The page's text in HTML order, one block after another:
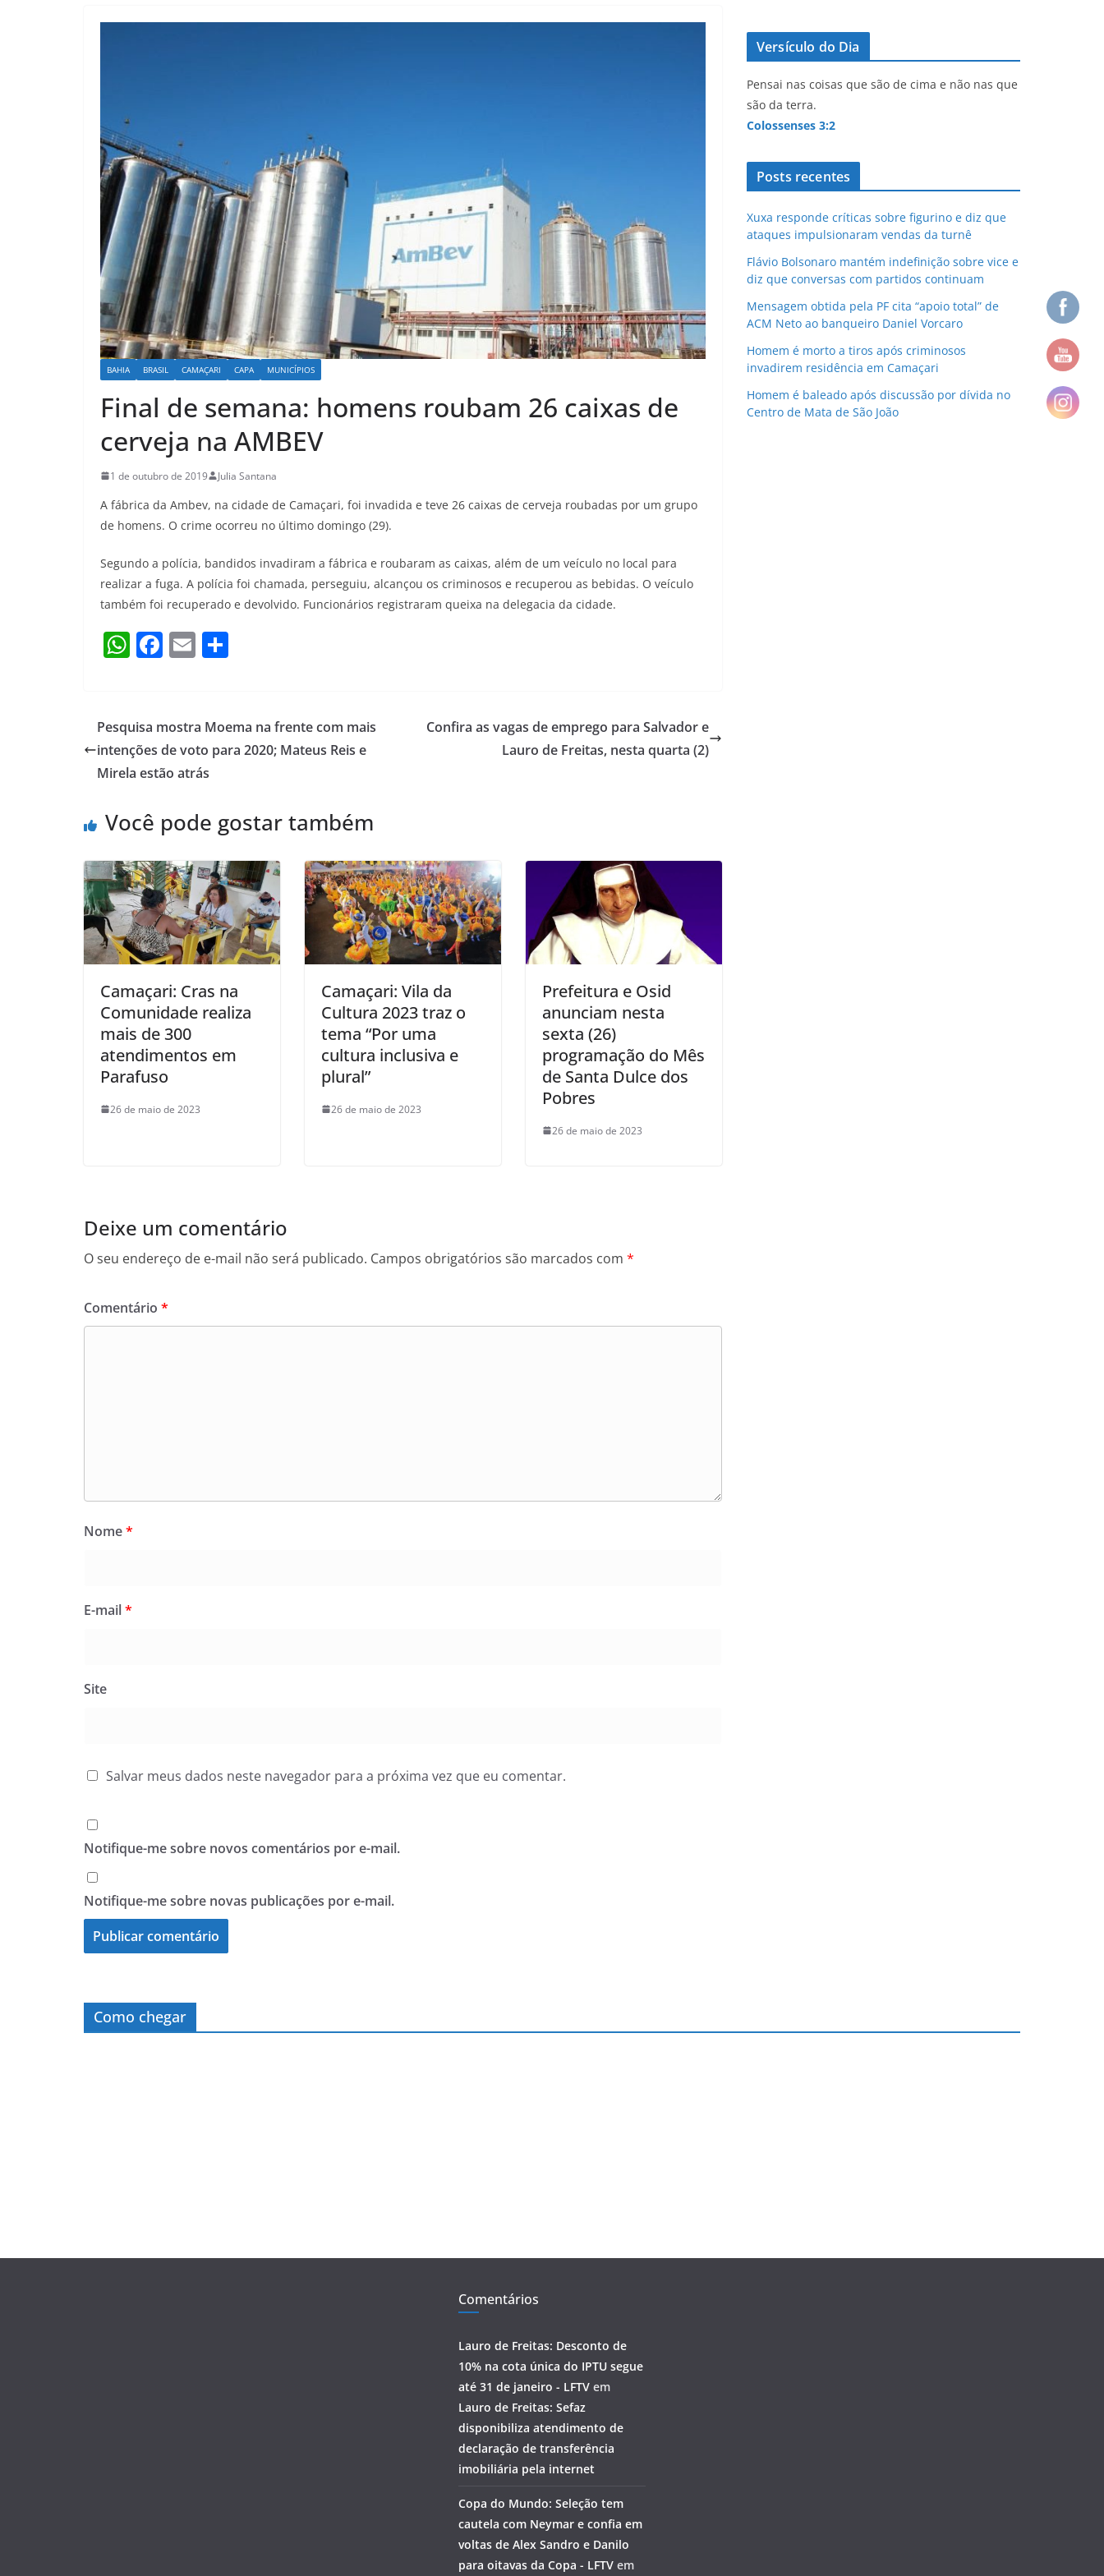
BAHIA BRASIL CAMAÇARI CAPA MUNICÍPIOS
Final de semana: homens roubam 26 caixas de
cerveja na AMBEV
1 de outubro de 2019 Julia Santana
A fábrica da Ambev, na cidade de Camaçari, foi invadida e teve 26 caixas de cerveja roubadas por um grupo
de homens. O crime ocorreu no último domingo (29).
Segundo a polícia, bandidos invadiram a fábrica e roubaram as caixas, além de um veículo no local para
realizar a fuga. A polícia foi chamada, perseguiu, alcançou os criminosos e recuperou as bebidas. O veículo
também foi recuperado e devolvido. Funcionários registraram queixa na delegacia da cidade.
W
s
A
p
F
e
b
o
k
E
l e
Pesquisa mostra Moema na frente com mais
intenções de voto para 2020; Mateus Reis e
Mirela estão atrás
Confira as vagas de emprego para Salvador e
Lauro de Freitas, nesta quarta (2)
Você pode gostar também
Camaçari: Cras na
Comunidade realiza
mais de 300
atendimentos em
Parafuso
26 de maio de 2023
Camaçari: Vila da
Cultura 2023 traz o
tema “Por uma
cultura inclusiva e
plural”
26 de maio de 2023
Prefeitura e Osid
anunciam nesta
sexta (26)
programação do Mês
de Santa Dulce dos
Pobres
26 de maio de 2023
Deixe um comentário
O seu endereço de e-mail não será publicado. Campos obrigatórios são marcados com *
Comentário *
Nome*
E-mail*
Site
Salvar meus dados neste navegador para a próxima vez que eu comentar.
Notifique-me sobre novos comentários por e-mail.
Notifique-me sobre novas publicações por e-mail.
Versículo do Dia
Pensai nas coisas que são de cima e não nas que
são da terra.
Colossenses 3:2
Posts recentes
Xuxa responde críticas sobre figurino e diz que
ataques impulsionaram vendas da turnê
Flávio Bolsonaro mantém indefinição sobre vice e
diz que conversas com partidos continuam
Mensagem obtida pela PF cita “apoio total” de
ACM Neto ao banqueiro Daniel Vorcaro
Homem é morto a tiros após criminosos
invadirem residência em Camaçari
Homem é baleado após discussão por dívida no
Centro de Mata de São João
Como chegar
Comentários
Lauro de Freitas: Desconto de
10% na cota única do IPTU segue
até 31 de janeiro - LFTV em
Lauro de Freitas: Sefaz
disponibiliza atendimento de
declaração de transferência
imobiliária pela internet
Copa do Mundo: Seleção tem
cautela com Neymar e confia em
voltas de Alex Sandro e Danilo
para oitavas da Copa - LFTV em